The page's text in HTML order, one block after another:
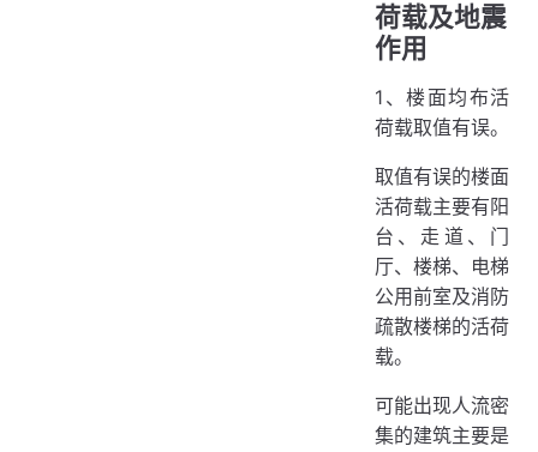
荷载及地震
作用
1、楼面均布活
荷载取值有误。
取值有误的楼面
活荷载主要有阳
台、走道、门
厅、楼梯、电梯
公用前室及消防
疏散楼梯的活荷
载。
可能出现人流密
集的建筑主要是